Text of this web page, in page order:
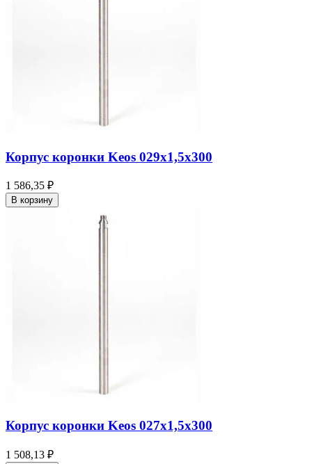
Корпус коронки Keos 029x1,5x300
1 586,35 ₽
В корзину
Корпус коронки Keos 027x1,5x300
1 508,13 ₽